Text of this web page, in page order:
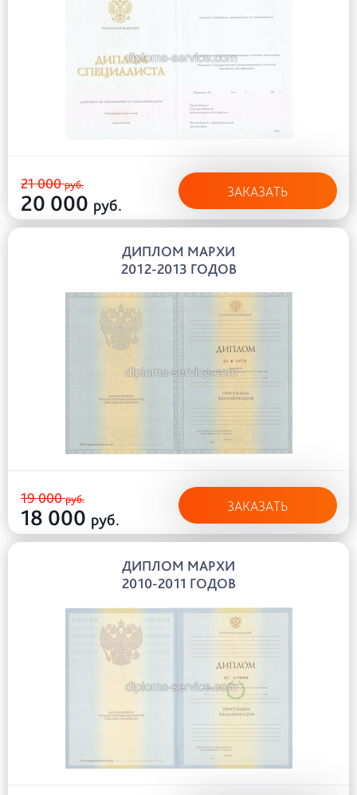
21 000руб.
20 000 руб.
ЗАКАЗАТЬ
ДИПЛОМ МАРХИ
2012-2013 ГОДОВ
19 000руб.
18 000 руб.
ЗАКАЗАТЬ
ДИПЛОМ МАРХИ
2010-2011 ГОДОВ